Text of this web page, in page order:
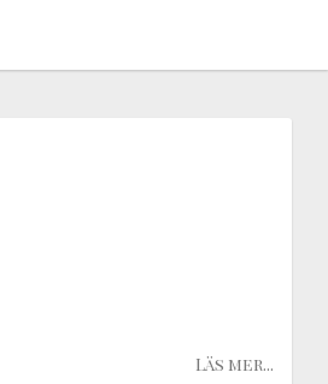
Läs mer...